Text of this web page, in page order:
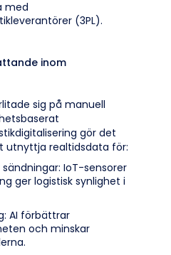
med
(3PL).
inom
sig på manuell
gör det
realtidsdata för:
IoT-sensorer
ger logistisk synlighet i
AI förbättrar
och minskar